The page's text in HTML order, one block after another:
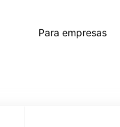
Para empresas